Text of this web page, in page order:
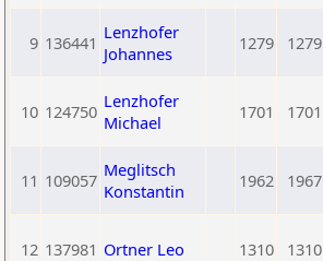
9 136441 Lenzhofer
Johannes
1279 1279
10 124750 Lenzhofer
Michael
1701 1701
11 109057 Meglitsch
Konstantin
1962 1967
12 137981 Ortner Leo 1310 1310